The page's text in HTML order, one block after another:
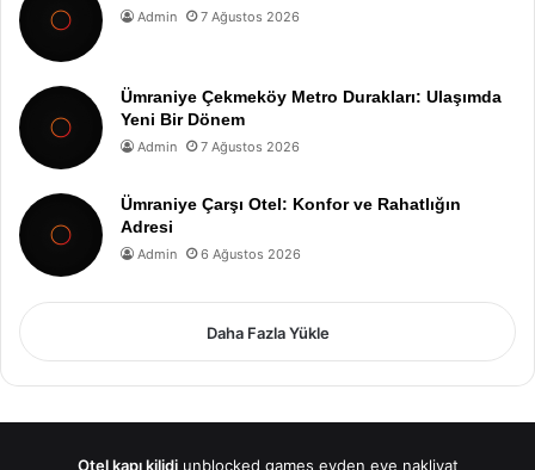
Admin 7 Ağustos 2026
Ümraniye Çekmeköy Metro Durakları: Ulaşımda
Yeni Bir Dönem
Admin 7 Ağustos 2026
Ümraniye Çarşı Otel: Konfor ve Rahatlığın
Adresi
Admin 6 Ağustos 2026
Daha Fazla Yükle
Otel kapı kilidi unblocked games evden eve nakliyat